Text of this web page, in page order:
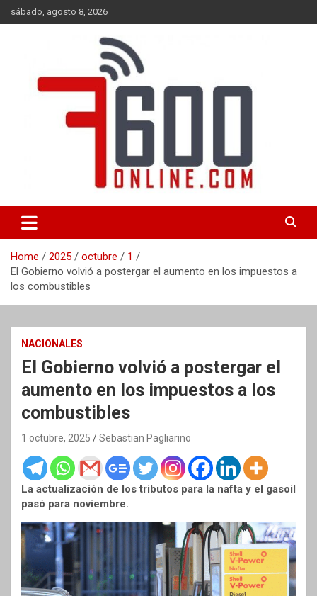
Skip
to
sábado, agosto 8, 2026
7600 online
nacional e internacional, deportiva y cultural.
Home 2025 octubre
1
El Gobierno volvió a postergar el aumento en los impuestos a
los combustibles
NACIONALES
El Gobierno volvió a postergar el
aumento en los impuestos a los
combustibles
1 octubre, 2025 Sebastian Pagliarino
La actualización de los tributos para la nafta y el gasoil
pasó para noviembre.